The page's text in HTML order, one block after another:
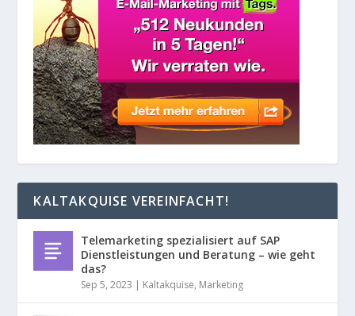
KALTAKQUISE VEREINFACHT!
Telemarketing spezialisiert auf SAP
Dienstleistungen und Beratung – wie geht
das?
Sep 5, 2023 | Kaltakquise, Marketing